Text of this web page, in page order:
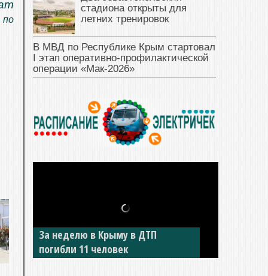
по
стадиона открыты для
летних тренировок
В МВД по Республике Крым стартовал
I этап оперативно‑профилактической
операции «Мак‑2026»
В Джанкое водитель ВАЗа сбил
двух детей на «зебре»